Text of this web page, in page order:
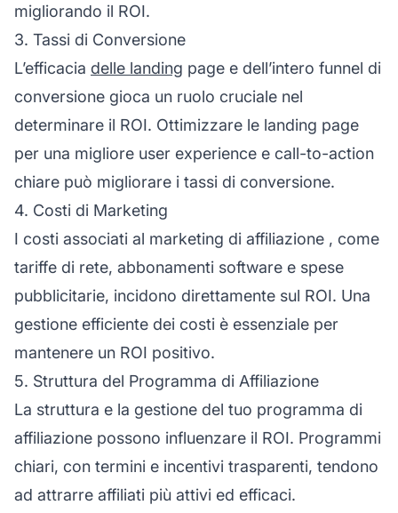
migliorando il ROI.
3. Tassi di Conversione
L’efficacia delle landing page e dell’intero funnel di
conversione gioca un ruolo cruciale nel
determinare il ROI. Ottimizzare le landing page
per una migliore user experience e call-to-action
chiare può migliorare i tassi di conversione.
4. Costi di Marketing
I costi associati al marketing di affiliazione , come
tariffe di rete, abbonamenti software e spese
pubblicitarie, incidono direttamente sul ROI. Una
gestione efficiente dei costi è essenziale per
mantenere un ROI positivo.
5. Struttura del Programma di Affiliazione
La struttura e la gestione del tuo programma di
affiliazione possono influenzare il ROI. Programmi
chiari, con termini e incentivi trasparenti, tendono
ad attrarre affiliati più attivi ed efficaci.